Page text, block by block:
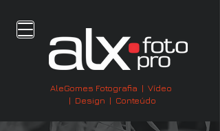
AleGomes Fotografia | Vídeo
| Design | Conteúdo